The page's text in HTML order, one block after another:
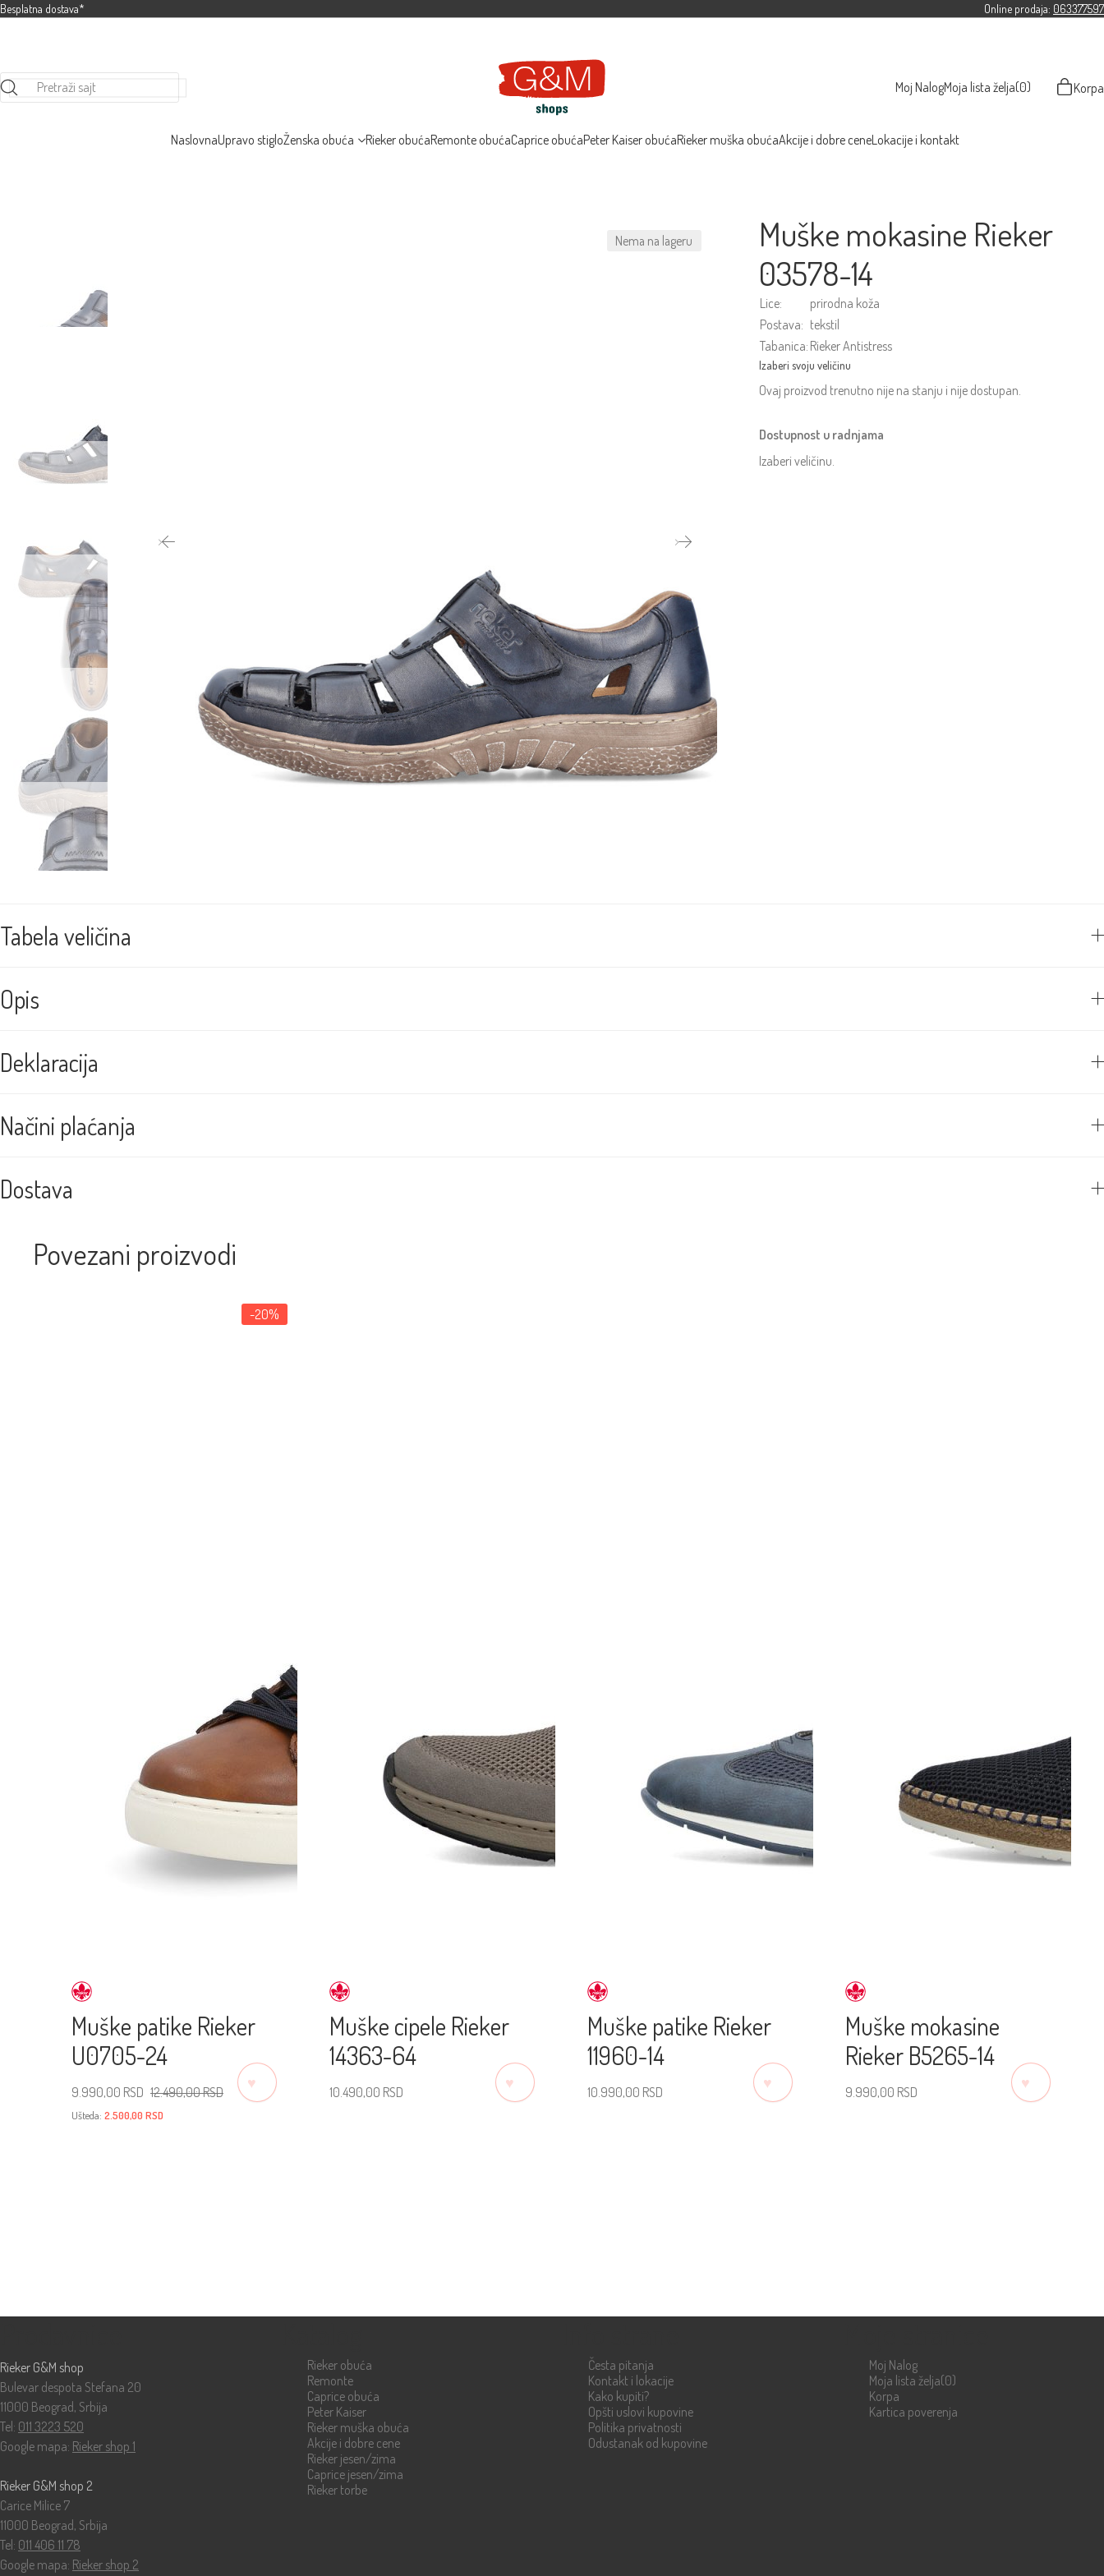
Besplatna dostava* Online prodaja: 063377597
Pretraži sajt Moj NalogMoja lista želja(0) Korpa
NaslovnaUpravo stigloŽenska obuća Rieker obućaRemonte obućaCaprice obućaPeter Kaiser obućaRieker muška obućaAkcije i dobre ceneLokacije i kontakt
Nema na lageru
Muške mokasine Rieker
03578-14
Lice:
prirodna koža
Postava: tekstil
Tabanica: Rieker Antistress
Ovaj proizvod trenutno nije na stanju i nije dostupan.
Dostupnost u radnjama
Izaberi veličinu.
Tabela veličina
Opis
Deklaracija
Načini plaćanja
Dostava
Povezani proizvodi
-20%
Muške patike Rieker
U0705-24
12.490,00RSD
Originalna
cena
9.990,00 RSD
Trenutna
cena
Ušteda: 2.500,00 RSD
Muške cipele Rieker
14363-64
10.490,00 RSD
Muške patike Rieker
11960-14
10.990,00 RSD
Muške mokasine
Rieker B5265-14
9.990,00 RSD
Rieker G&M shop
Bulevar despota Stefana 20
11000 Beograd, Srbija
Tel: 011 3223 520
Google mapa: Rieker shop 1
Rieker G&M shop 2
Carice Milice 7
11000 Beograd, Srbija
Tel: 011 406 11 78
Google mapa: Rieker shop 2
Rieker obuća
Remonte
Caprice obuća
Peter Kaiser
Rieker muška obuća
Akcije i dobre cene
Rieker jesen/zima
Caprice jesen/zima
Rieker torbe
Česta pitanja
Kontakt i lokacije
Kako kupiti?
Opšti uslovi kupovine
Politika privatnosti
Odustanak od kupovine
Moj Nalog
Moja lista želja(0)
Korpa
Kartica poverenja